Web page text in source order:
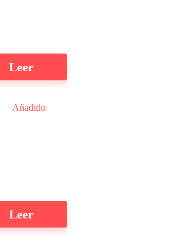
Leer
Añadido
Leer